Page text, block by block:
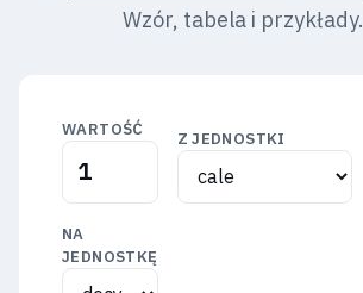
Wzór, tabela i przykłady.
WARTOŚĆ
Z JEDNOSTKI
NA
JEDNOSTKĘ